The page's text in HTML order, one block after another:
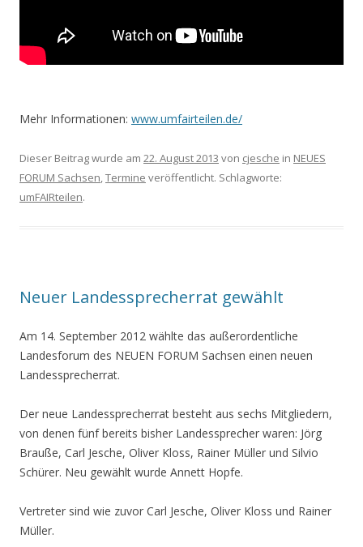
Mehr Informationen: www.umfairteilen.de/
Dieser Beitrag wurde am 22. August 2013 von cjesche in NEUES
FORUM Sachsen,Termine veröffentlicht. Schlagworte:
umFAIRteilen.
Neuer Landessprecherrat gewählt
Am 14. September 2012 wählte das außerordentliche
Landesforum des NEUEN FORUM Sachsen einen neuen
Landessprecherrat.
Der neue Landessprecherrat besteht aus sechs Mitgliedern,
von denen fünf bereits bisher Landessprecher waren: Jörg
Brauße, Carl Jesche, Oliver Kloss, Rainer Müller und Silvio
Schürer. Neu gewählt wurde Annett Hopfe.
Vertreter sind wie zuvor Carl Jesche, Oliver Kloss und Rainer
Müller.